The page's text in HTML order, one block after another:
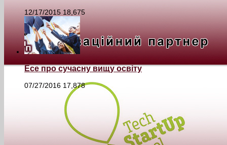
12/17/2015 18,675
Есе про сучасну вищу освіту
07/27/2016 17,878